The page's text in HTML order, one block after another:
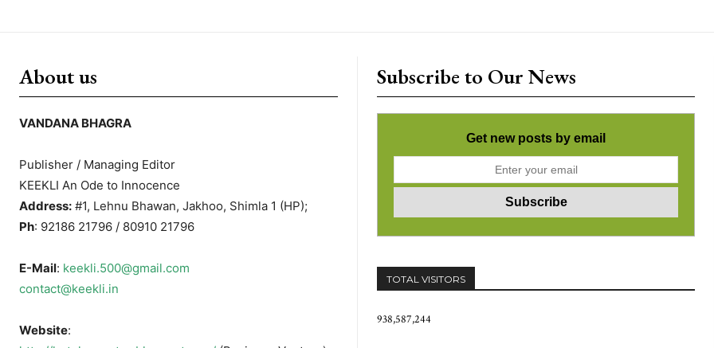
About us
VANDANA BHAGRA
Publisher / Managing Editor
KEEKLI An Ode to Innocence
Address: #1, Lehnu Bhawan, Jakhoo, Shimla 1 (HP);
Ph: 92186 21796 / 80910 21796
E-Mail: keekli.500@gmail.com
contact@keekli.in
Website:
Subscribe to Our News
Get new posts by email
TOTAL VISITORS
938,587,244